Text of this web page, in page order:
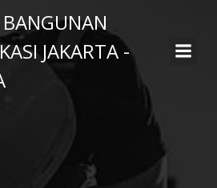
to
content
JAKARTA -